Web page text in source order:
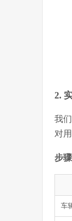
2.
我
对
步
车